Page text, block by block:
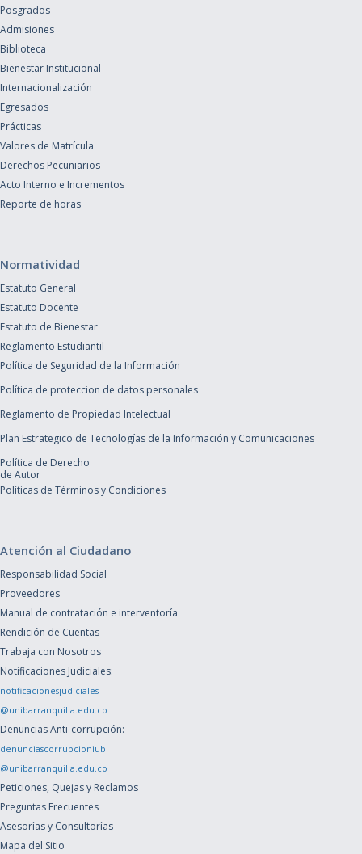
Posgrados
Admisiones
Biblioteca
Bienestar Institucional
Internacionalización
Egresados
Prácticas
Valores de Matrícula
Derechos Pecuniarios
Acto Interno e Incrementos
Reporte de horas
Normatividad
Estatuto General
Estatuto Docente
Estatuto de Bienestar
Reglamento Estudiantil
Política de Seguridad de la Información
Política de proteccion de datos personales
Reglamento de Propiedad Intelectual
Plan Estrategico de Tecnologías de la Información y Comunicaciones
Política de Derecho
de Autor
Políticas de Términos y Condiciones
Atención al Ciudadano
Responsabilidad Social
Proveedores
Manual de contratación e interventoría
Rendición de Cuentas
Trabaja con Nosotros
Notificaciones Judiciales:
notificacionesjudiciales
@unibarranquilla.edu.co
Denuncias Anti-corrupción:
denunciascorrupcioniub
@unibarranquilla.edu.co
Peticiones, Quejas y Reclamos
Preguntas Frecuentes
Asesorías y Consultorías
Mapa del Sitio